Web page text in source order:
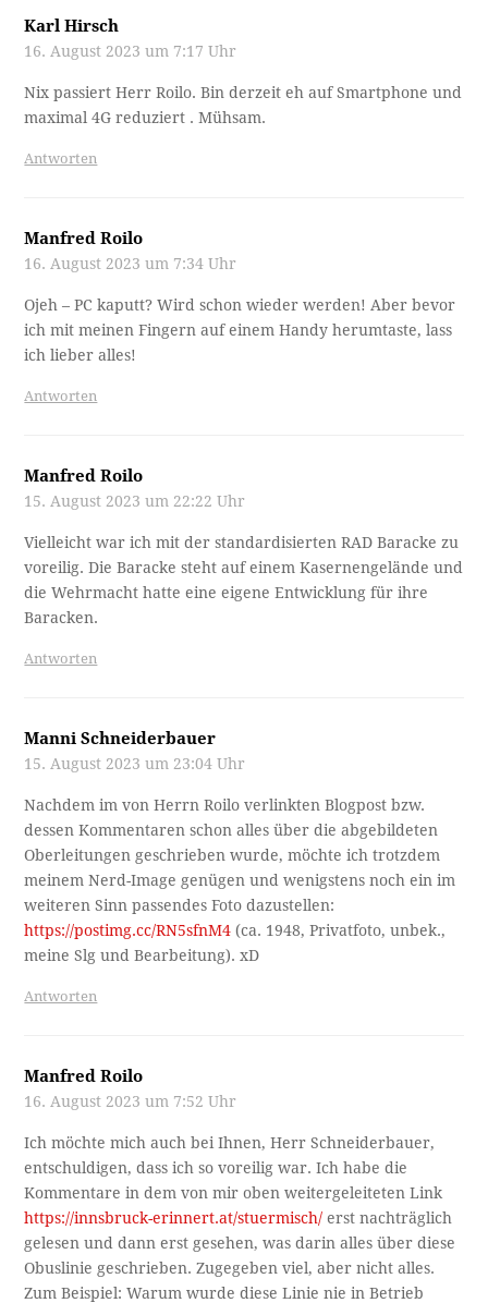
Karl Hirsch
16. August 2023 um 7:17 Uhr
Nix passiert Herr Roilo. Bin derzeit eh auf Smartphone und
maximal 4G reduziert . Mühsam.
Antworten
Manfred Roilo
16. August 2023 um 7:34 Uhr
Ojeh – PC kaputt? Wird schon wieder werden! Aber bevor
ich mit meinen Fingern auf einem Handy herumtaste, lass
ich lieber alles!
Antworten
Manfred Roilo
15. August 2023 um 22:22 Uhr
Vielleicht war ich mit der standardisierten RAD Baracke zu
voreilig. Die Baracke steht auf einem Kasernengelände und
die Wehrmacht hatte eine eigene Entwicklung für ihre
Baracken.
Antworten
Manni Schneiderbauer
15. August 2023 um 23:04 Uhr
Nachdem im von Herrn Roilo verlinkten Blogpost bzw.
dessen Kommentaren schon alles über die abgebildeten
Oberleitungen geschrieben wurde, möchte ich trotzdem
meinem Nerd-Image genügen und wenigstens noch ein im
weiteren Sinn passendes Foto dazustellen:
https://postimg.cc/RN5sfnM4 (ca. 1948, Privatfoto, unbek.,
meine Slg und Bearbeitung). xD
Antworten
Manfred Roilo
16. August 2023 um 7:52 Uhr
Ich möchte mich auch bei Ihnen, Herr Schneiderbauer,
entschuldigen, dass ich so voreilig war. Ich habe die
Kommentare in dem von mir oben weitergeleiteten Link
https://innsbruck-erinnert.at/stuermisch/ erst nachträglich
gelesen und dann erst gesehen, was darin alles über diese
Obuslinie geschrieben. Zugegeben viel, aber nicht alles.
Zum Beispiel: Warum wurde diese Linie nie in Betrieb